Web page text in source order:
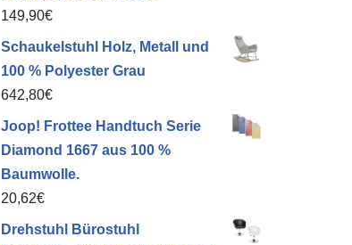
149,90€
Schaukelstuhl Holz, Metall und
100 % Polyester Grau
642,80€
Joop! Frottee Handtuch Serie
Diamond 1667 aus 100 %
Baumwolle.
20,62€
Drehstuhl Bürostuhl